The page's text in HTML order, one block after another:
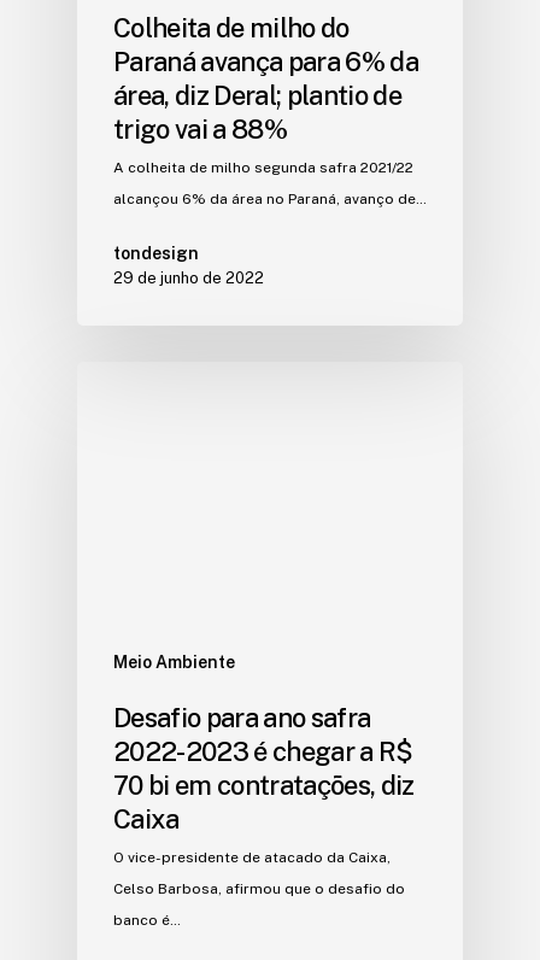
Colheita de milho do
Paraná avança para 6% da
área, diz Deral; plantio de
trigo vai a 88%
A colheita de milho segunda safra 2021/22
alcançou 6% da área no Paraná, avanço de…
tondesign
29 de junho de 2022
Meio Ambiente
Desafio para ano safra
2022-2023 é chegar a R$
70 bi em contratações, diz
Caixa
O vice-presidente de atacado da Caixa,
Celso Barbosa, afirmou que o desafio do
banco é…